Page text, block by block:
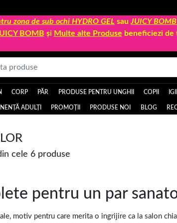
zona de sub ochi HYDRO GEL sau JUICY BOMB
BOMB și Multe alte Produse beneficiezi de
CORP PĂR PRODUSE PENTRU UNGHII COPII
ADULȚI PROMOȚII PRODUSE NOI BLOG
cele 6 produse
pentru un par
motiv pentru care merita o ingrijire ca la salon